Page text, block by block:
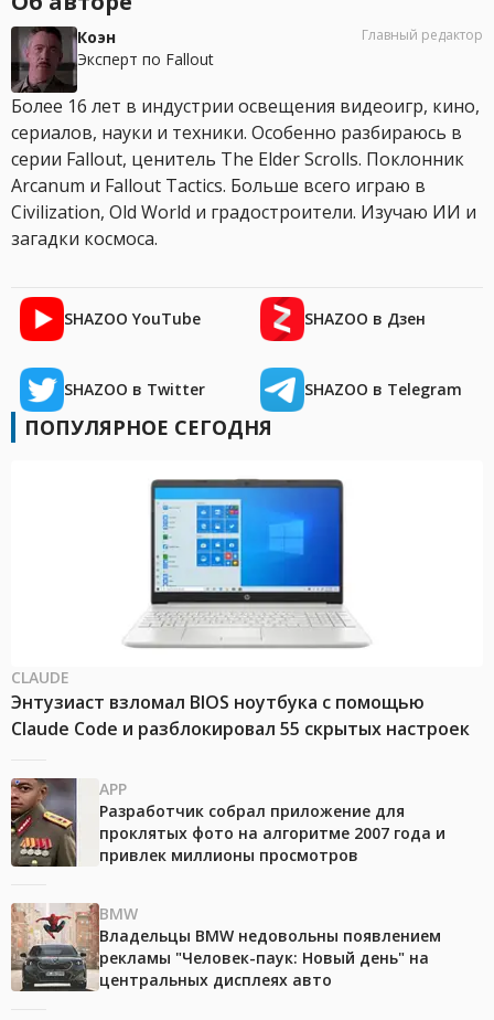
Коэн
Эксперт по Fallout
Главный редактор
Более 16 лет в индустрии освещения видеоигр, кино,
сериалов, науки и техники. Особенно разбираюсь в
серии Fallout, ценитель The Elder Scrolls. Поклонник
Arcanum и Fallout Tactics. Больше всего играю в
Civilization, Old World и градостроители. Изучаю ИИ и
загадки космоса.
SHAZOO YouTube SHAZOO в Дзен
SHAZOO в Twitter SHAZOO в Telegram
ПОПУЛЯРНОЕ СЕГОДНЯ
CLAUDE
Энтузиаст взломал BIOS ноутбука с помощью
Claude Code и разблокировал 55 скрытых настроек
APP
Разработчик собрал приложение для
проклятых фото на алгоритме 2007 года и
привлек миллионы просмотров
BMW
Владельцы BMW недовольны появлением
рекламы "Человек-паук: Новый день" на
центральных дисплеях авто